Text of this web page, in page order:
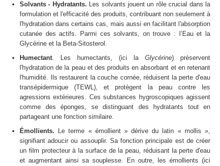
Solvants - Hydratants. Les solvants jouent un rôle crucial dans la
formulation et l'efficacité des produits, contribuant non seulement à
l'hydratation dans certains cas, mais aussi en facilitant l'absorption
cutanée des actifs. Parmi ces solvants, on trouve : l’Eau et la
Glycérine et la Beta-Sitosterol.
Humectant. Les humectants, (ici la Glycérine) préservent
l'hydratation de la peau et des produits en absorbant et en retenant
l'humidité. Ils restaurent la couche cornée, réduisent la perte d'eau
transépidermique (TEWL), et protègent la peau contre les
agressions extérieures. Ces substances hygroscopiques agissent
comme des éponges, se distinguant des hydratants tout en
partageant une fonction similaire.
Émollients.
Le terme « émollient » dérive du latin « mollis »,
signifiant adoucir ou assouplir. Sa fonction principale est de créer
un film protecteur à la surface de la peau, réduisant la perte d'eau
et augmentant ainsi sa souplesse. En outre, les émollients (ici